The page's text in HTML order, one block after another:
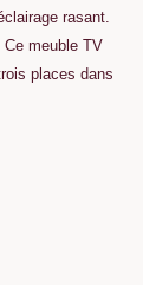
rasant.
meuble TV
places dans